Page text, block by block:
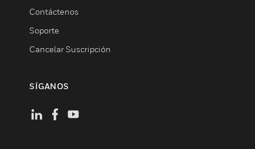
Contáctenos
Soporte
Cancelar Suscripción
SÍGANOS